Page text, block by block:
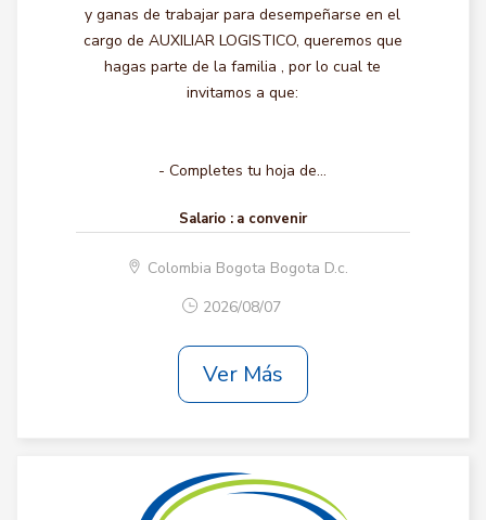
y ganas de trabajar para desempeñarse en el
cargo de AUXILIAR LOGISTICO, queremos que
hagas parte de la familia , por lo cual te
invitamos a que:
- Completes tu hoja de...
Salario : a convenir
Colombia Bogota Bogota D.c.
2026/08/07
Ver Más